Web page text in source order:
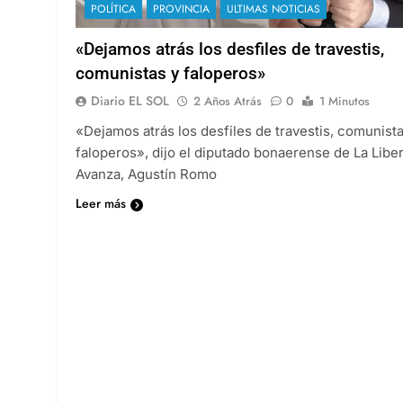
POLÍTICA PROVINCIA ULTIMAS NOTICIAS
«Dejamos atrás los desfiles de travestis,
comunistas y faloperos»
Diario EL SOL 2 Años Atrás 0
1 Minutos
«Dejamos atrás los desfiles de travestis,
faloperos», dijo el diputado bonaerense de La
Avanza, Agustín Romo
Leer más